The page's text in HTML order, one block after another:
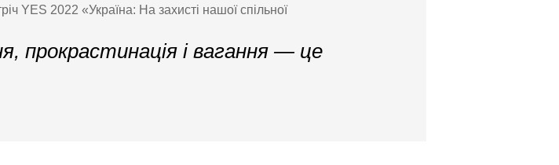
YES 2022 «Україна: На захисті нашої спільної
прокрастинація і вагання — це